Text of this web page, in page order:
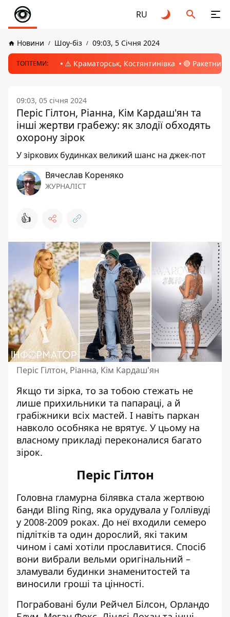
RU
Новини Шоу-біз 09:03, 5 Січня 2024
ТОПТЕМИ: ⚠️ Краматорськ, Костянтинівка 🔴 Ракетний
09:03, 05 січня 2024
Періс Гілтон, Ріанна, Кім Кардаш'ян та
інші жертви грабежу: як злодії обходять
охорону зірок
У зіркових будинках великий шанс на джек-пот
Вячеслав Кореняко
ЖУРНАЛІСТ
👍
Періс Гілтон, Ріанна, Кім Кардаш'ян
Якщо ти зірка, то за тобою стежать не
лише прихильники та папараці, а й
грабіжники всіх мастей. І навіть паркан
навколо особняка не врятує. У цьому на
власному прикладі переконалися багато
зірок.
Періс Гілтон
Головна гламурна білявка стала жертвою
банди Bling Ring, яка орудувала у Голлівуді
у 2008-2009 роках. До неї входили семеро
підлітків та один дорослий, які таким
чином і самі хотіли прославитися. Спосіб
вони вибрали вельми оригінальний –
зламували будинки знаменитостей та
виносили гроші та цінності.
Пограбовані були Рейчел Білсон, Орландо